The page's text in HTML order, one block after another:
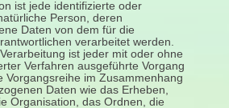
ist jede identifizierte oder
Person, deren
Daten von dem für die
verarbeitet werden.
ist jeder mit oder ohne
Verfahren ausgeführte Vorgang
Vorgangsreihe im Zusammenhang
Daten wie das Erheben,
Organisation, das Ordnen, die